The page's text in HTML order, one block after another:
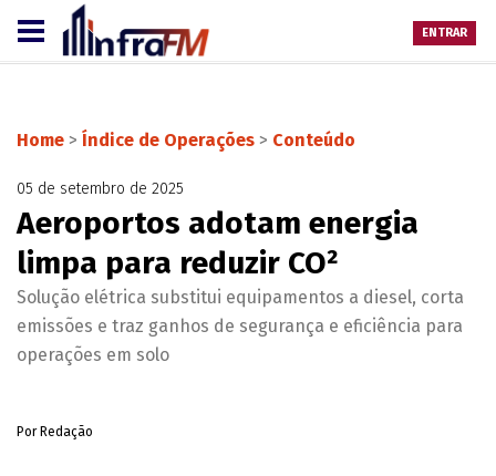
ENTRAR
Home > Índice de Operações > Conteúdo
05 de setembro de 2025
Aeroportos adotam energia
limpa para reduzir CO²
Solução elétrica substitui equipamentos a diesel, corta
emissões e traz ganhos de segurança e eficiência para
operações em solo
Por Redação